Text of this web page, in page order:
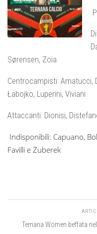
Sørensen, Zoia
Centrocampisti: Amatucci,
Łabojko, Luperini, Viviani
Attaccanti: Dionisi,
Indisponibili: Capuano,
Favilli e Żuberek
Ternana Women beffata